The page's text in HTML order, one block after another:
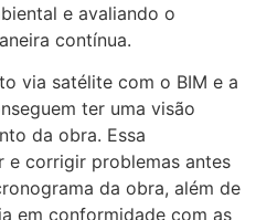
e avaliando o
contínua.
via satélite com o BIM e a
ter uma visão
da obra. Essa
e corrigir problemas antes
da obra, além de
em conformidade com as